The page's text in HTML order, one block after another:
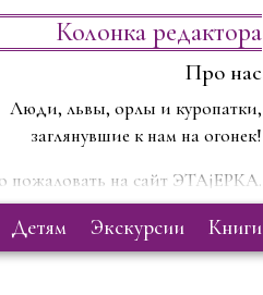
Колонка редактора
Про нас
Люди, львы, орлы и куропатки,
заглянувшие к нам на огонек!
пожаловать на сайт ЭТАjЕРКА.
Здесь мы будем рассказывать о …
детям экскурсии книги